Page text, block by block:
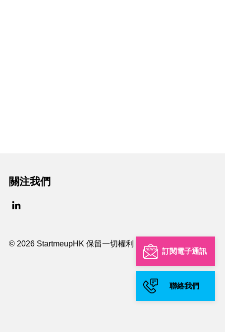
訂閱電子通訊
聯絡我們
關注我們
© 2026 StartmeupHK 保留一切權利